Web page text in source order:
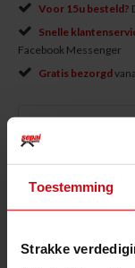
Toestemming
Strakke
Voor 15u besteld?
Snelle
Facebook Messenger
Gratis bezorgd
Productomschrijving
collectiehigh class
DeKing Pro Boxing
die rondom de